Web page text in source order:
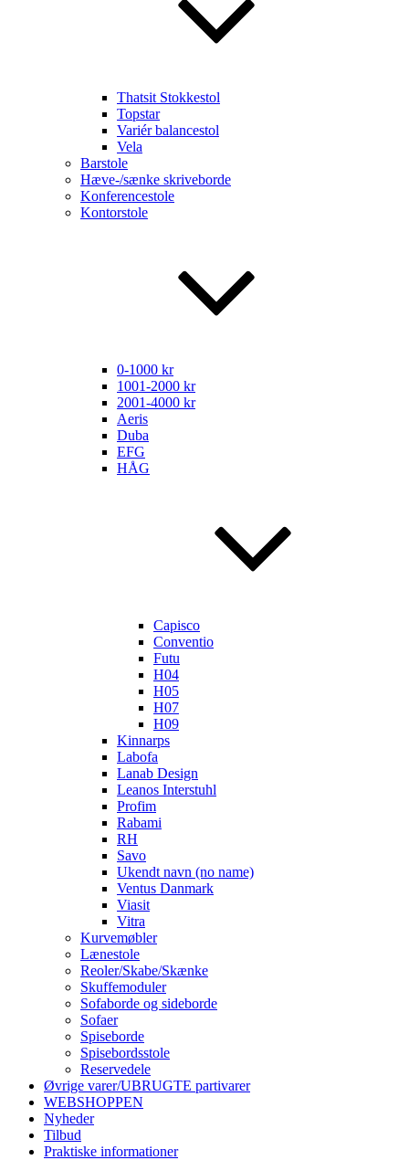
Thatsit Stokkestol
Topstar
Variér balancestol
Vela
Barstole
Hæve-/sænke skriveborde
Konferencestole
Kontorstole
0-1000 kr
1001-2000 kr
2001-4000 kr
Aeris
Duba
EFG
HÅG
Capisco
Conventio
Futu
H04
H05
H07
H09
Kinnarps
Labofa
Lanab Design
Leanos Interstuhl
Profim
Rabami
RH
Savo
Ukendt navn (no name)
Ventus Danmark
Viasit
Vitra
Kurvemøbler
Lænestole
Reoler/Skabe/Skænke
Skuffemoduler
Sofaborde og sideborde
Sofaer
Spiseborde
Spisebordsstole
Reservedele
Øvrige varer/UBRUGTE partivarer
WEBSHOPPEN
Nyheder
Tilbud
Praktiske informationer